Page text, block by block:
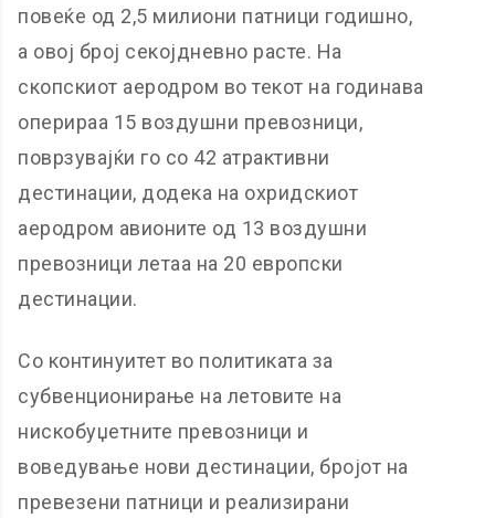
повеќе од 2,5 милиони патници годишно,
а овој број секојдневно расте. На
скопскиот аеродром во текот на годинава
оперираа 15 воздушни превозници,
поврзувајќи го со 42 атрактивни
дестинации, додека на охридскиот
аеродром авионите од 13 воздушни
превозници летаа на 20 европски
дестинации.
Со континуитет во политиката за
субвенционирање на летовите на
нискобуџетните превозници и
воведување нови дестинации, бројот на
превезени патници и реализирани